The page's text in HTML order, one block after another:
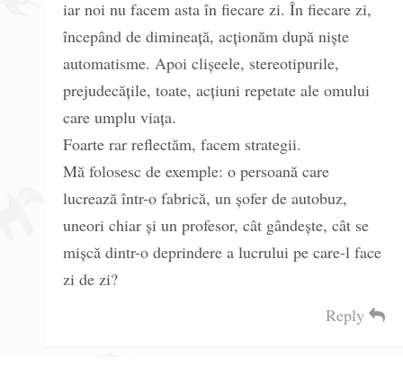
iar noi nu facem asta în fiecare zi. În fiecare zi,
începând de dimineață, acționăm după niște
automatisme. Apoi clișeele, stereotipurile,
prejudecățile, toate, acțiuni repetate ale omului
care umplu viața.
Foarte rar reflectăm, facem strategii.
Mă folosesc de exemple: o persoană care
lucrează într-o fabrică, un șofer de autobuz,
uneori chiar și un profesor, cât gândește, cât se
mișcă dintr-o deprindere a lucrului pe care-l face
zi de zi?
Reply